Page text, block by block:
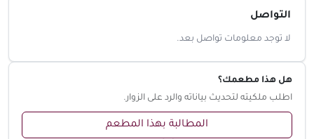
التواصل
لا توجد معلومات تواصل بعد.
هل هذا مطعمك؟
اطلب ملكيته لتحديث بياناته والرد على الزوار.
المطالبة بهذا المطعم